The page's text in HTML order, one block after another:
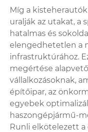
Míg a
uralják az utakat, a
hatalmas és
elengedhetetlen a
infrastruktúrához.
megértése
vállalkozásoknak,
építőipar, az
egyebek
haszongépjármű-
Runli elkötelezett a